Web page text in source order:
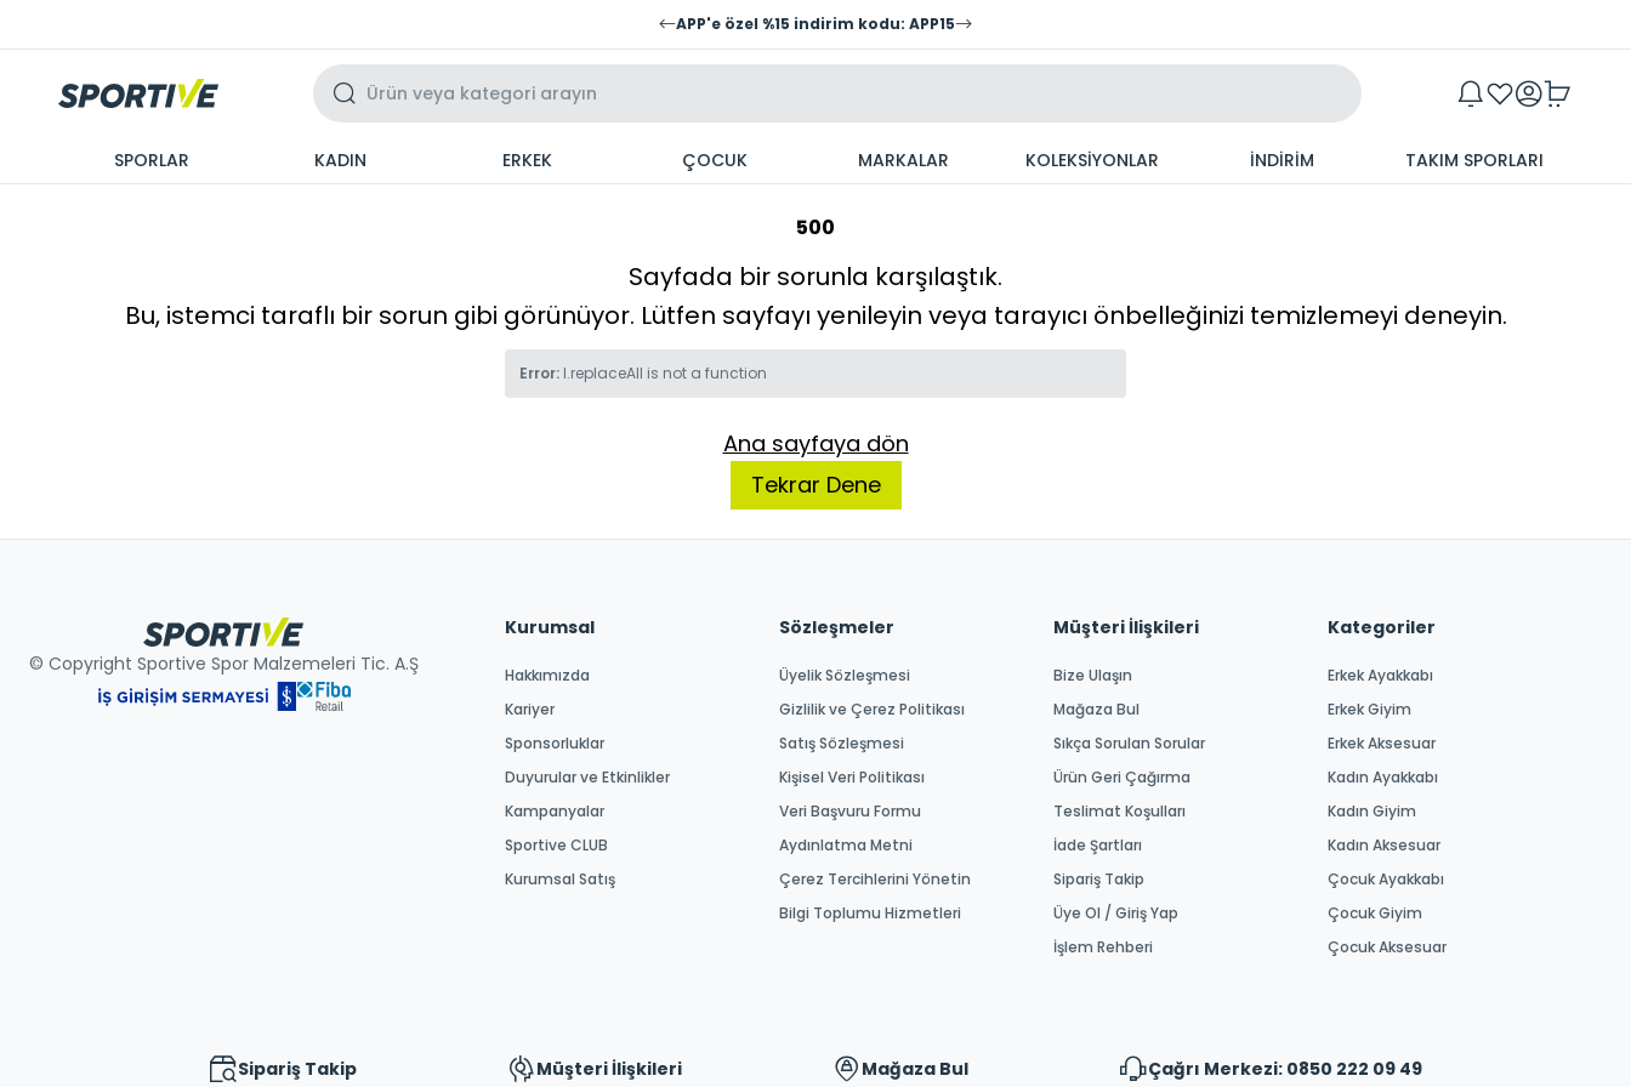
APP'e özel %15 indirim kodu: APP15
SPORLAR KADIN ERKEK ÇOCUK MARKALAR KOLEKSİYONLAR İNDİRİM TAKIM SPORLARI
500
Sayfada bir sorunla karşılaştık.
Bu, istemci taraflı bir sorun gibi görünüyor. Lütfen sayfayı yenileyin veya tarayıcı önbelleğinizi temizlemeyi deneyin.
Error: l.replaceAll is not a function
Ana sayfaya dön
Tekrar Dene
© Copyright Sportive Spor Malzemeleri Tic. A.Ş
Kurumsal
Hakkımızda
Kariyer
Sponsorluklar
Duyurular ve Etkinlikler
Kampanyalar
Sportive CLUB
Kurumsal Satış
Sözleşmeler
Üyelik Sözleşmesi
Gizlilik ve Çerez Politikası
Satış Sözleşmesi
Kişisel Veri Politikası
Veri Başvuru Formu
Aydınlatma Metni
Çerez Tercihlerini Yönetin
Bilgi Toplumu Hizmetleri
Müşteri İlişkileri
Bize Ulaşın
Mağaza Bul
Sıkça Sorulan Sorular
Ürün Geri Çağırma
Teslimat Koşulları
İade Şartları
Sipariş Takip
Üye Ol / Giriş Yap
İşlem Rehberi
Kategoriler
Erkek Ayakkabı
Erkek Giyim
Erkek Aksesuar
Kadın Ayakkabı
Kadın Giyim
Kadın Aksesuar
Çocuk Ayakkabı
Çocuk Giyim
Çocuk Aksesuar
Sipariş Takip Müşteri İlişkileri Mağaza Bul Çağrı Merkezi: 0850 222 09 49